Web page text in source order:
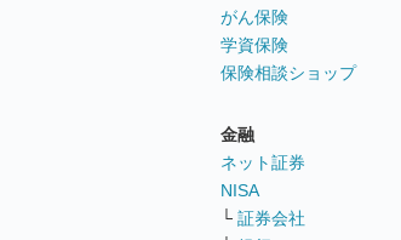
がん保険
学資保険
保険相談ショップ
金融
ネット証券
NISA
└ 証券会社